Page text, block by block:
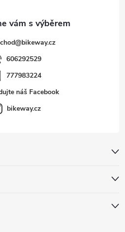
@bikeway.cz
606292529
777983224
náš Facebook
bikeway.cz